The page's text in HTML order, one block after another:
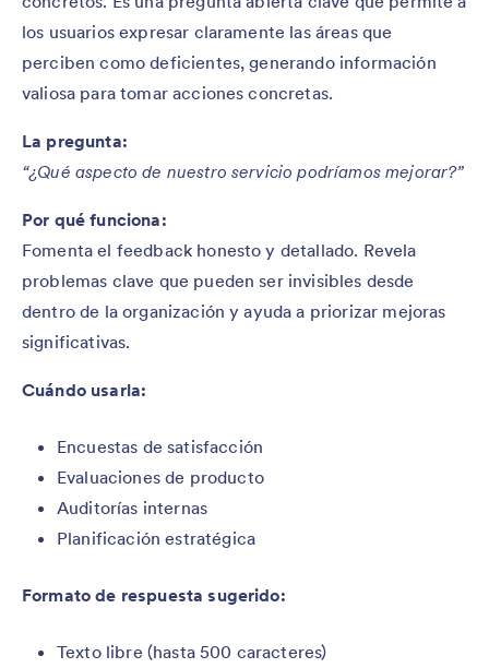
los usuarios expresar claramente las áreas que
perciben como deficientes, generando información
valiosa para tomar acciones concretas.
La pregunta:
“¿Qué aspecto de nuestro servicio podríamos mejorar?”
Por qué funciona:
Fomenta el feedback honesto y detallado. Revela
problemas clave que pueden ser invisibles desde
dentro de la organización y ayuda a priorizar mejoras
significativas.
Cuándo usarla:
Encuestas de satisfacción
Evaluaciones de producto
Auditorías internas
Planificación estratégica
Formato de respuesta sugerido:
Texto libre (hasta 500 caracteres)